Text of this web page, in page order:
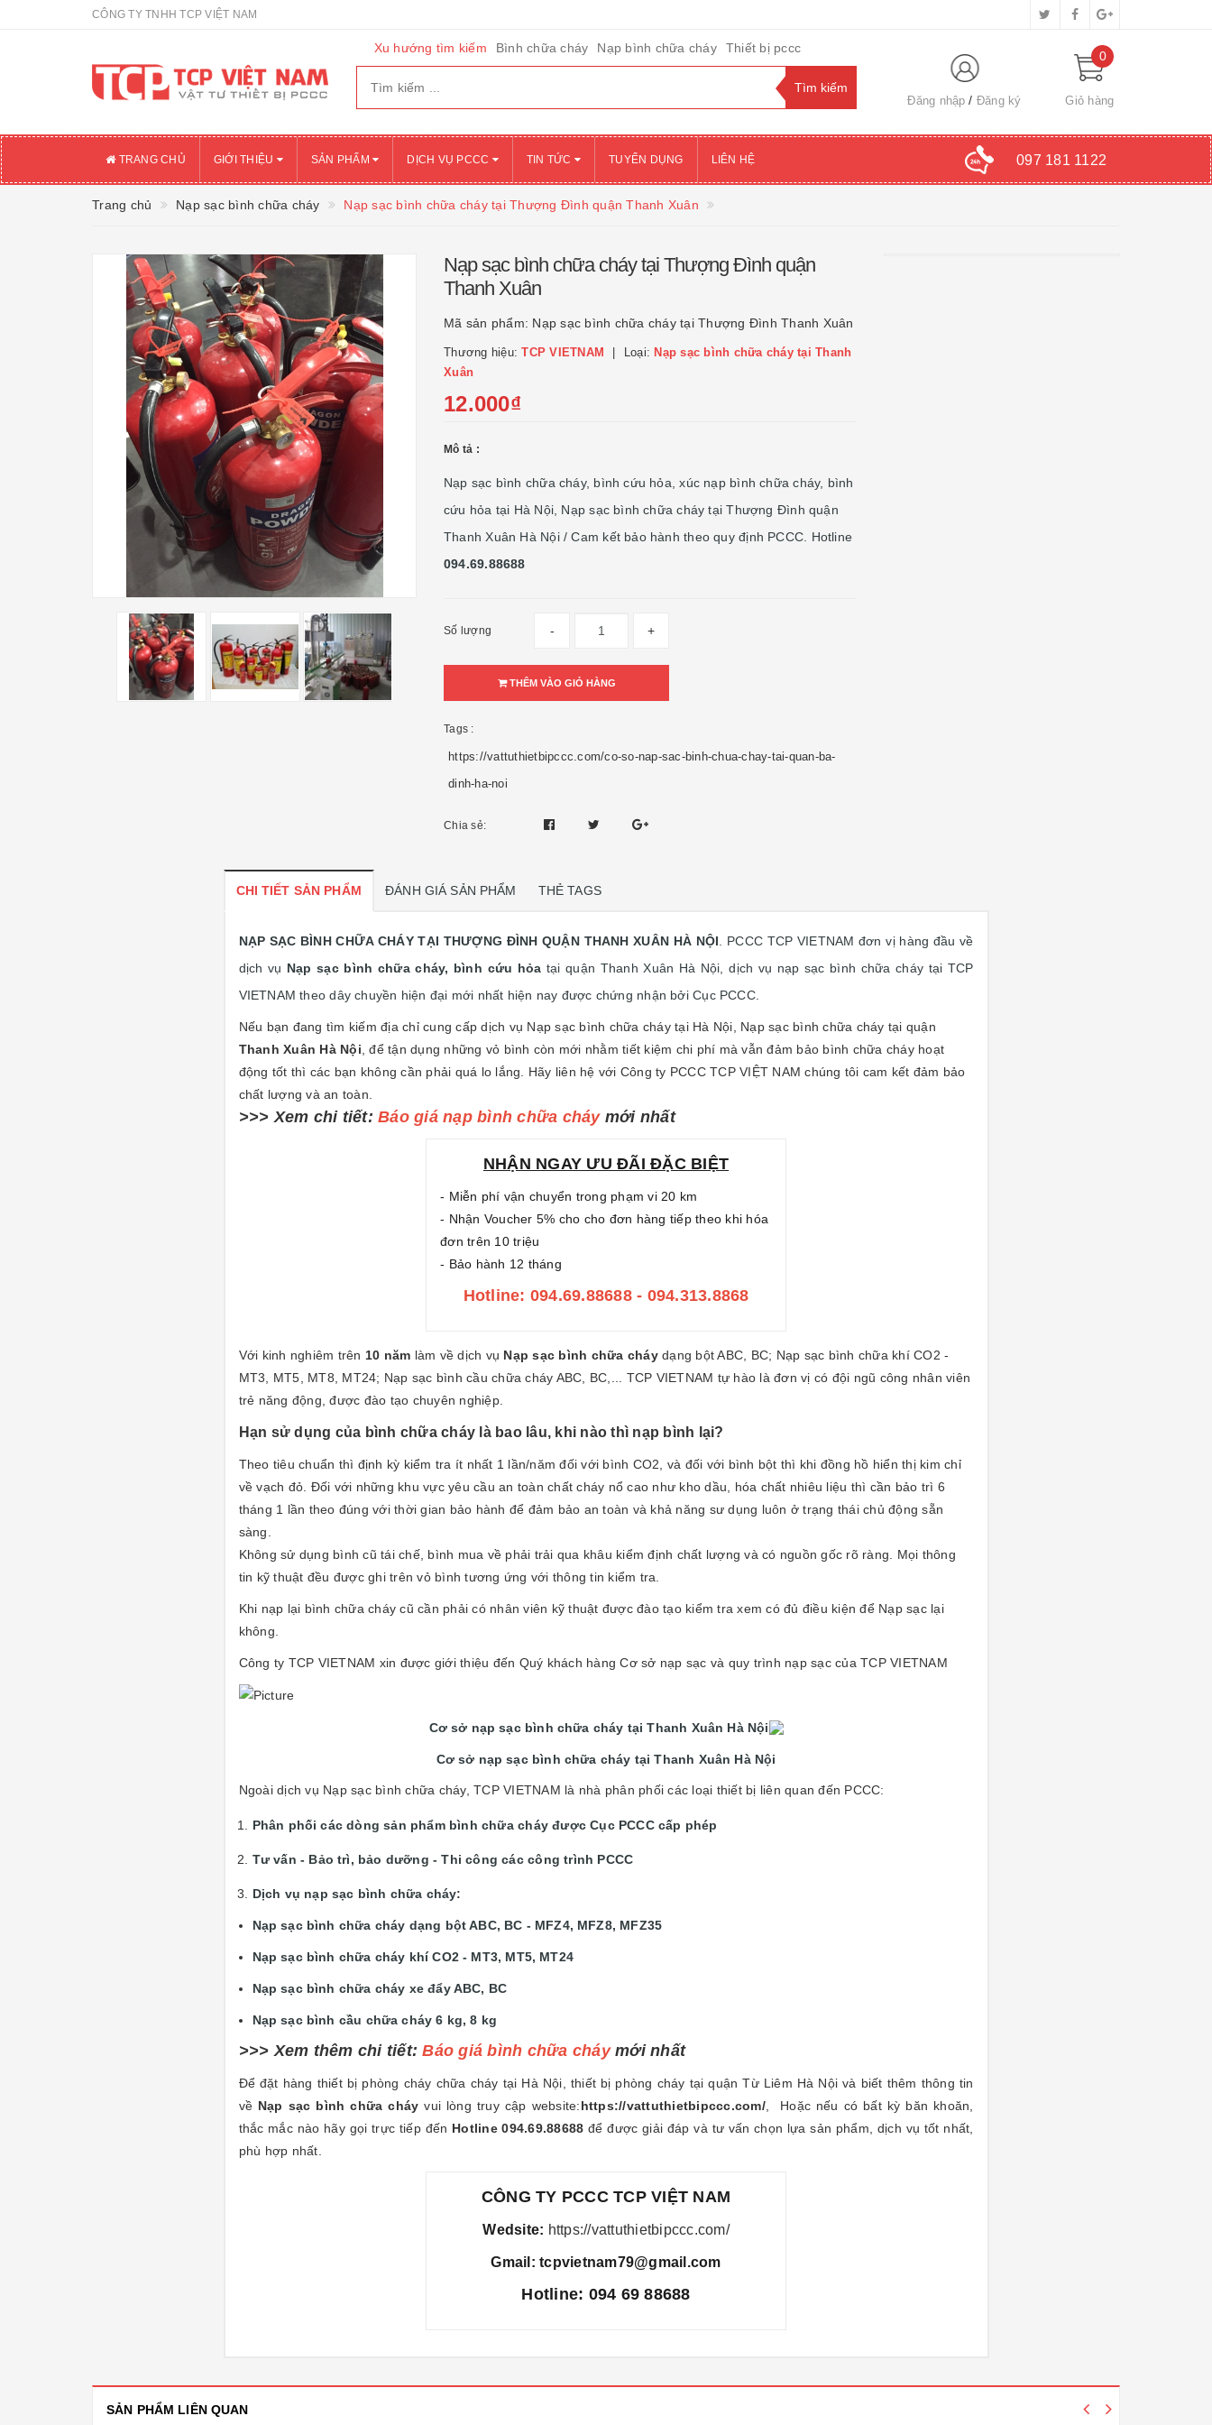
CÔNG TY TNHH TCP VIỆT NAM
Xu hướng tìm kiếm Bình chữa cháy Nạp bình chữa cháy Thiết bị pccc
Đăng nhập Đăng ký
0
Giỏ hàng
TRANG CHỦ GIỚI THIỆU SẢN PHẨM DỊCH VỤ PCCC TIN TỨC TUYỂN DỤNG LIÊN HỆ 097 181 1122
Trang chủ Nạp sạc bình chữa cháy Nạp sạc bình chữa cháy tại Thượng Đình quận Thanh Xuân
Nạp sạc bình chữa cháy tại Thượng Đình quận
Thanh Xuân
Mã sản phẩm: Nạp sạc bình chữa cháy tại Thượng Đình Thanh Xuân
Thương hiệu:TCP VIETNAM Loại: Nạp sạc bình chữa cháy tại Thanh
Xuân
12.000₫
Mô tả :
Nạp sạc bình chữa cháy, bình cứu hỏa, xúc nạp bình chữa cháy, bình
cứu hỏa tại Hà Nội, Nạp sạc bình chữa cháy tại Thượng Đình quận
Thanh Xuân Hà Nội / Cam kết bảo hành theo quy định PCCC. Hotline
094.69.88688
Số lượng - +
THÊM VÀO GIỎ HÀNG
Tags :
https://vattuthietbipccc.com/co-so-nap-sac-binh-chua-chay-tai-quan-ba-
dinh-ha-noi
Chia sẻ:
CHI TIẾT SẢN PHẨM ĐÁNH GIÁ SẢN PHẨM THẺ TAGS
NẠP SẠC BÌNH CHỮA CHÁY TẠI THƯỢNG ĐÌNH QUẬN THANH XUÂN HÀ NỘI . PCCC TCP VIETNAM đơn vị hàng đầu về
dịch vụ Nạp sạc bình chữa cháy, bình cứu hỏa tại quận Thanh Xuân Hà Nội, dịch vụ nạp sạc bình chữa cháy tại TCP
VIETNAM theo dây chuyền hiện đại mới nhất hiện nay được chứng nhận bởi Cục PCCC.
Nếu bạn đang tìm kiếm địa chỉ cung cấp dịch vụ Nạp sạc bình chữa cháy tại Hà Nội, Nạp sạc bình chữa cháy tại quận
Thanh Xuân Hà Nội , để tận dụng những vỏ bình còn mới nhằm tiết kiệm chi phí mà vẫn đảm bảo bình chữa cháy hoạt
động tốt thì các bạn không cần phải quá lo lắng. Hãy liên hệ với Công ty PCCC TCP VIỆT NAM chúng tôi cam kết đảm bảo
chất lượng và an toàn.
>>> Xem chi tiết: Báo giá nạp bình chữa cháymới nhất
NHẬN NGAY ƯU ĐÃI ĐẶC BIỆT
- Miễn phí vận chuyển trong phạm vi 20 km
- Nhận Voucher 5% cho cho đơn hàng tiếp theo khi hóa
đơn trên 10 triệu
- Bảo hành 12 tháng
Hotline: 094.69.88688 - 094.313.8868
Với kinh nghiêm trên 10 năm làm về dịch vụ Nạp sạc bình chữa cháydạng bột ABC, BC; Nạp sạc bình chữa khí CO2 -
MT3, MT5, MT8, MT24; Nạp sạc bình cầu chữa cháy ABC, BC,... TCP VIETNAM tự hào là đơn vị có đội ngũ công nhân viên
trẻ năng động, được đào tạo chuyên nghiệp.
Hạn sử dụng của bình chữa cháy là bao lâu, khi nào thì nạp bình lại?
Theo tiêu chuẩn thì định kỳ kiểm tra ít nhất 1 lần/năm đối với bình CO2, và đối với bình bột thì khi đồng hồ hiển thị kim chỉ
về vạch đỏ. Đối với những khu vực yêu cầu an toàn chất cháy nổ cao như kho dầu, hóa chất nhiêu liệu thì cần bảo trì 6
tháng 1 lần theo đúng với thời gian bảo hành để đảm bảo an toàn và khả năng sư dụng luôn ở trạng thái chủ động sẵn
sàng.
Không sử dụng bình cũ tái chế, bình mua về phải trải qua khâu kiểm định chất lượng và có nguồn gốc rõ ràng. Mọi thông
tin kỹ thuật đều được ghi trên vỏ bình tương ứng với thông tin kiểm tra.
Khi nạp lại bình chữa cháy cũ cần phải có nhân viên kỹ thuật được đào tạo kiểm tra xem có đủ điều kiện để Nạp sạc lại
không.
Công ty TCP VIETNAM xin được giới thiệu đến Quý khách hàng Cơ sở nạp sạc và quy trình nạp sạc của TCP VIETNAM
Cơ sở nạp sạc bình chữa cháy tại Thanh Xuân Hà Nội
Cơ sở nạp sạc bình chữa cháy tại Thanh Xuân Hà Nội
Ngoài dịch vụ Nạp sạc bình chữa cháy, TCP VIETNAM là nhà phân phối các loại thiết bị liên quan đến PCCC:
Phân phối các dòng sản phẩm bình chữa cháy được Cục PCCC cấp phép
Tư vấn - Bảo trì, bảo dưỡng - Thi công các công trình PCCC
Dịch vụ nạp sạc bình chữa cháy:
Nạp sạc bình chữa cháy dạng bột ABC, BC - MFZ4, MFZ8, MFZ35
Nạp sạc bình chữa cháy khí CO2 - MT3, MT5, MT24
Nạp sạc bình chữa cháy xe đẩy ABC, BC
Nạp sạc bình cầu chữa cháy 6 kg, 8 kg
>>> Xem thêm chi tiết:Báo giá bình chữa cháymới nhất
Để đặt hàng thiết bị phòng cháy chữa cháy tại Hà Nội, thiết bị phòng cháy tại quận Từ Liêm Hà Nội và biết thêm thông tin
về Nạp sạc bình chữa cháy vui lòng truy cập website:https://vattuthietbipccc.com/, Hoặc nếu có bất kỳ băn khoăn,
thắc mắc nào hãy gọi trực tiếp đến Hotline 094.69.88688 để được giải đáp và tư vấn chọn lựa sản phẩm, dịch vụ tốt nhất,
phù hợp nhất.
CÔNG TY PCCC TCP VIỆT NAM
Wedsite: https://vattuthietbipccc.com/
Gmail: tcpvietnam79@gmail.com
Hotline: 094 69 88688
SẢN PHẨM LIÊN QUAN